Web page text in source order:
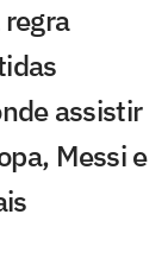
assistir
Messi e